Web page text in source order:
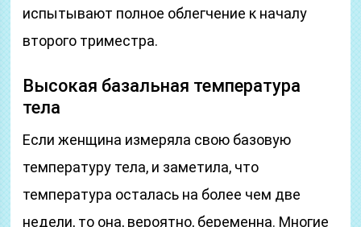
испытывают полное облегчение к началу
второго триместра.
Высокая базальная температура
тела
Если женщина измеряла свою базовую
температуру тела, и заметила, что
температура осталась на более чем две
недели, то она, вероятно, беременна. Многие